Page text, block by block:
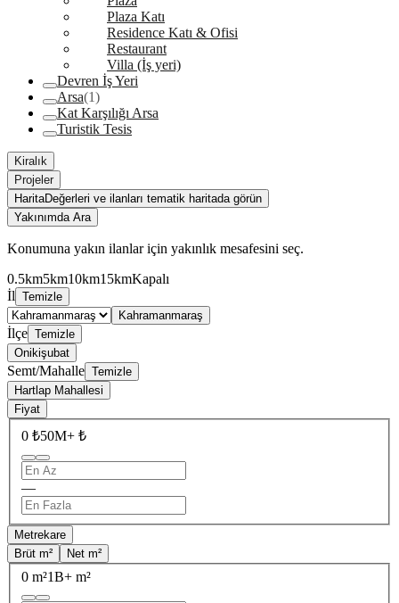
Plaza Katı
Residence Katı & Ofisi
Restaurant
Villa (İş yeri)
Devren İş Yeri
Arsa(1)
Kat Karşılığı Arsa
Turistik Tesis
Kiralık
Projeler
HaritaDeğerleri ve ilanları tematik haritada görün
Yakınımda Ara
Konumuna yakın ilanlar için yakınlık mesafesini seç.
0.5km5km10km15kmKapalı
İl Temizle
Kahramanmaraş
İlçe Temizle
Onikişubat
Semt/Mahalle Temizle
Hartlap Mahallesi
Fiyat
0 ₺50M+ ₺
—
Metrekare
Brüt m²
Net m²
0 m²1B+ m²